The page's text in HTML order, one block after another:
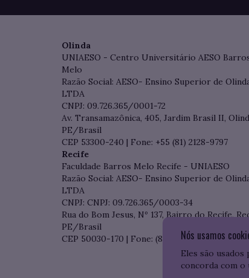
Nós usamos
Eles são
concorda com o
Olinda
UNIAESO - Centro Universitário AESO
Melo
Razão Social: AESO- Ensino Superior de
LTDA
CNPJ: 09.726.365/0001-72
Av. Transamazônica, 405, Jardim Brasil II,
PE/Brasil
CEP 53300-240 | Fone: +55 (81) 2128-9797
Recife
Faculdade Barros Melo Recife - UNIAESO
Razão Social: AESO- Ensino Superior de
LTDA
CNPJ: CNPJ: 09.726.365/0003-34
Rua do Bom Jesus, Nº 137, Bairro do Recife,
PE/Brasil
CEP 50030-170 | Fone: (81) 3204-7536